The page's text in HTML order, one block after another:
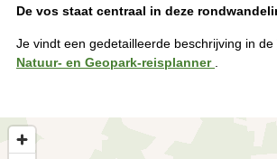
De vos staat centraal in deze
Je vindt een gedetailleerde beschrijving in de
Natuur- en Geopark-reisplanner